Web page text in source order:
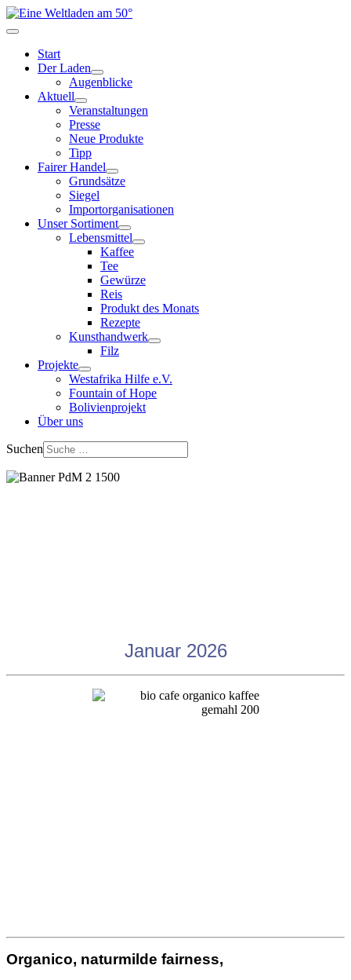
Start
Der Laden
Augenblicke
Aktuell
Veranstaltungen
Presse
Neue Produkte
Tipp
Fairer Handel
Grundsätze
Siegel
Importorganisationen
Unser Sortiment
Lebensmittel
Kaffee
Tee
Gewürze
Reis
Produkt des Monats
Rezepte
Kunsthandwerk
Filz
Projekte
Westafrika Hilfe e.V.
Fountain of Hope
Bolivienprojekt
Über uns
Suchen
Januar 2026
Organico, naturmilde fairness,